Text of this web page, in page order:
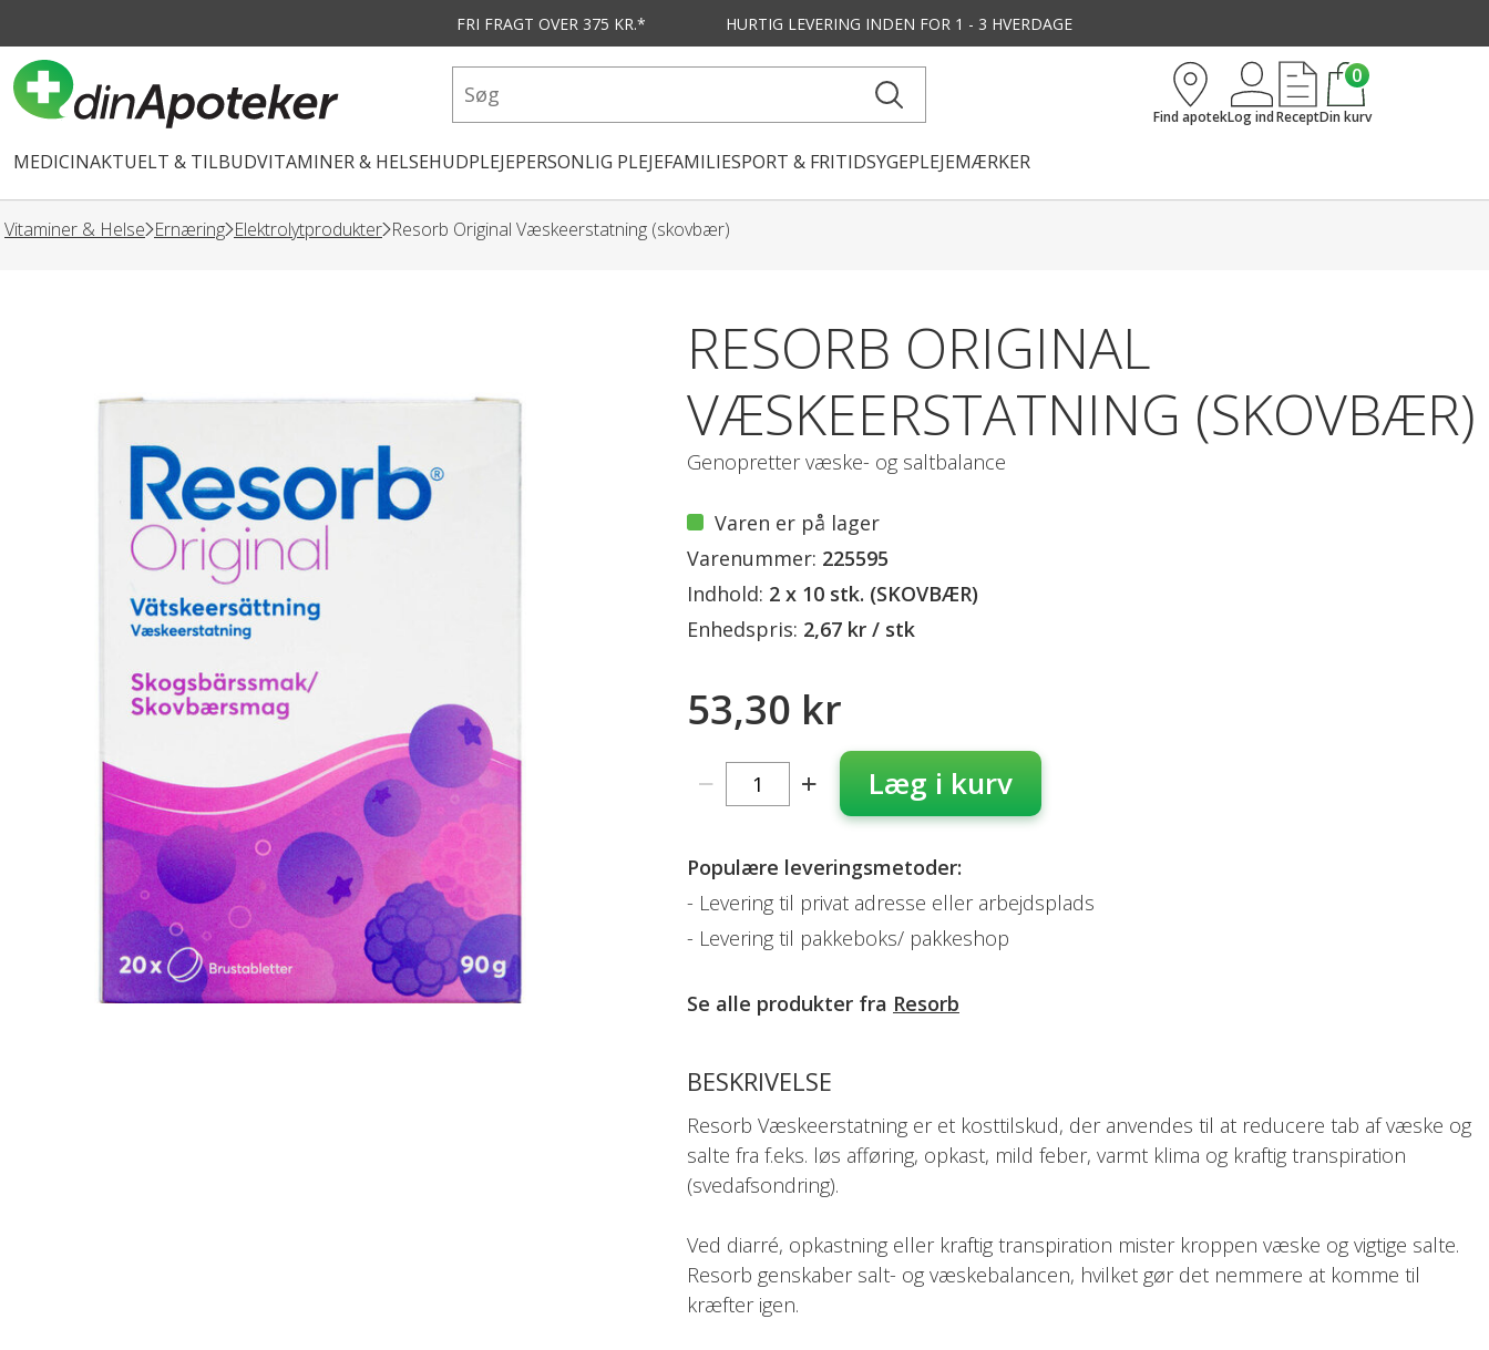
FRI FRAGT OVER 375 KR.* HURTIG LEVERING INDEN FOR 1 - 3 HVERDAGE
MEDICINAKTUELT & TILBUDVITAMINER & HELSEHUDPLEJEPERSONLIG PLEJEFAMILIESPORT & FRITIDSYGEPLEJEMÆRKER
Find apotekLog indRecept
0
Din kurv
Vitaminer & Helse Ernæring Elektrolytprodukter Resorb Original Væskeerstatning (skovbær)
RESORB ORIGINAL
VÆSKEERSTATNING (SKOVBÆR)
Genopretter væske- og saltbalance
Varen er på lager
Varenummer: 225595
Indhold: 2 x 10 stk. (SKOVBÆR)
Enhedspris: 2,67 kr / stk
53,30 kr
Læg i kurv
Populære leveringsmetoder:
Levering til privat adresse eller arbejdsplads
Levering til pakkeboks/ pakkeshop
Se alle produkter fra Resorb
BESKRIVELSE
Resorb Væskeerstatning er et kosttilskud, der anvendes til at reducere tab af væske og
salte fra f.eks. løs afføring, opkast, mild feber, varmt klima og kraftig transpiration
(svedafsondring).
Ved diarré, opkastning eller kraftig transpiration mister kroppen væske og vigtige salte.
Resorb genskaber salt- og væskebalancen, hvilket gør det nemmere at komme til
kræfter igen.